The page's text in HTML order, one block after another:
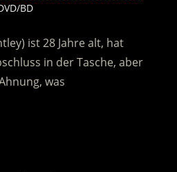
BD
ist 28 Jahre alt, hat
in der Tasche, aber
was